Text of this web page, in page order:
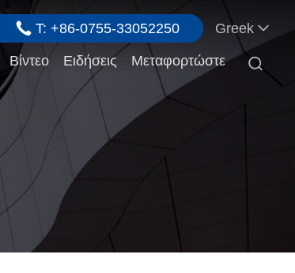
T: +86-0755-33052250 Greek
Βίντεο Ειδήσεις Μεταφορτώστε 